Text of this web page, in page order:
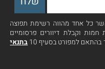
כל אחד מהווה רשימת תפוצה
וקבלת דיוורים פרסומיים
למפורט בסעיף 10
בתנאי